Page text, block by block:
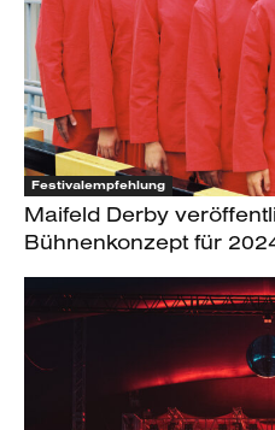
Festivalempfehlung
Maifeld Derby
Bühnenkonzept für